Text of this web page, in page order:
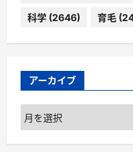
科学 (2646) 育毛
アーカイブ
ア
ー
カ